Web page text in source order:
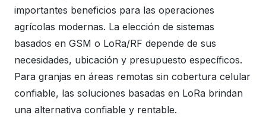
importantes beneficios para las operaciones
agrícolas modernas. La elección de sistemas
basados ​​en GSM o LoRa/RF depende de sus
necesidades, ubicación y presupuesto específicos.
Para granjas en áreas remotas sin cobertura celular
confiable, las soluciones basadas en LoRa brindan
una alternativa confiable y rentable.